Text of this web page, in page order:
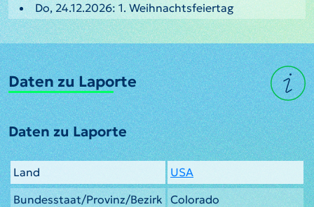
Do, 24.12.2026: 1. Weihnachtsfeiertag
Daten zu Laporte
Daten zu Laporte
Land
USA
Bundesstaat/Provinz/Bezirk Colorado